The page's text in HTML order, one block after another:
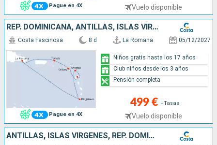
Pague en 4X Vuelo disponible
REP. DOMINICANA, ANTILLAS, ISLAS VÍRGENES
Pague en 4X
Costa Fascinosa 8 d La Romana 05/12/2027
499 € +Tasas
Vuelo disponible
Niños gratis hasta los 17 años
Club niños desde los 3 años
Pensión completa
ANTILLAS, ISLAS VÍRGENES, REP. DOMINICANA